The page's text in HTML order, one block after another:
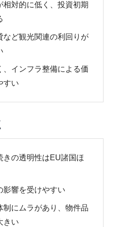
相対的に低く、投資初期
など観光関連の利回りが
、インフラ整備による価
すい
きの透明性はEU諸国ほ
影響を受けやすい
制にムラがあり、物件品
きい